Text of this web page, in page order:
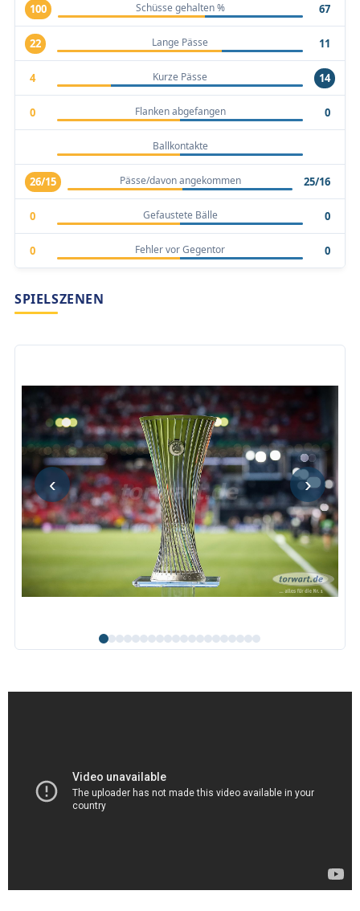
100 Schüsse gehalten % 67
22 Lange Pässe 11
4 Kurze Pässe 14
0 Flanken abgefangen 0
Ballkontakte
26/15 Pässe/davon angekommen 25/16
0 Gefaustete Bälle 0
0 Fehler vor Gegentor 0
SPIELSZENEN
‹ ›